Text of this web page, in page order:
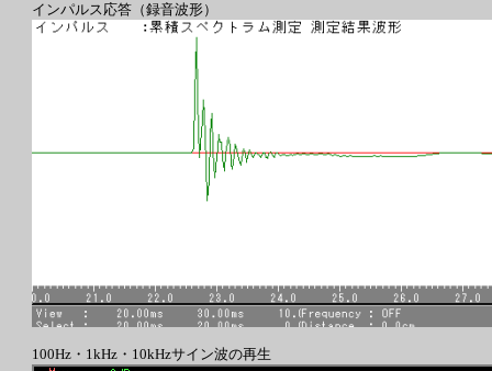
インパルス応答（録音波形）
100Hz・1kHz・10kHzサイン波の再生